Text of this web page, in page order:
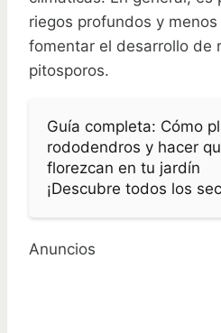
riegos profundos y
fomentar el desarrollo de
pitosporos.
Guía completa: Cómo
rododendros y hacer
florezcan en tu jardín
¡Descubre todos los
Anuncios